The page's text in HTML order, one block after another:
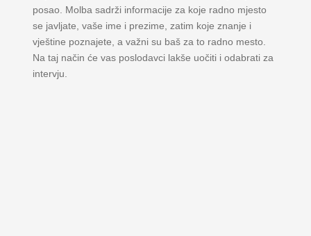
posao. Molba sadrži informacije za koje radno mjesto
se javljate, vaše ime i prezime, zatim koje znanje i
vještine poznajete, a važni su baš za to radno mesto.
Na taj način će vas poslodavci lakše uočiti i odabrati za
intervju.